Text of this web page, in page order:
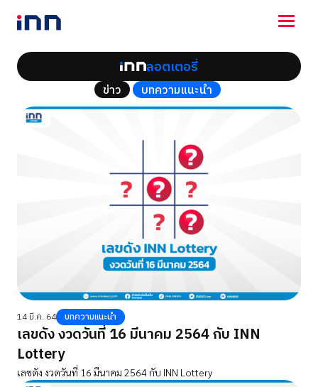
NEWS
ENTERTAINMENT
LIFESTYLE
HOROSCOPE
ลอตเตอรี่
ข่าว บทความแนะนำ
14 มี.ค. 64 บทความแนะนำ
เลขดัง งวดวันที่ 16 มีนาคม 2564 กับ INN
Lottery
เลขดัง งวดวันที่ 16 มีนาคม 2564 กับ INN Lottery